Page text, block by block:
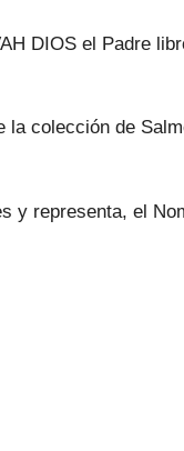
DIOS el Padre
colección de
y representa, el